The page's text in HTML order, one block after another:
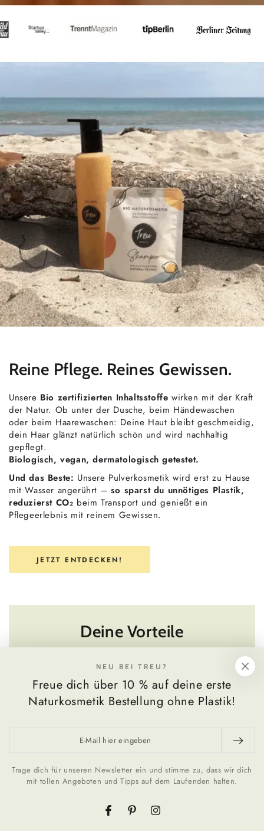
Reine Pflege. Reines Gewissen.
Unsere Bio zertifizierten Inhaltsstoffe wirken mit der Kraft
der Natur. Ob unter der Dusche, beim Händewaschen
oder beim Haarewaschen: Deine Haut bleibt geschmeidig,
dein Haar glänzt natürlich schön und wird nachhaltig
gepflegt.
Biologisch, vegan, dermatologisch getestet.
Und das Beste: Unsere Pulverkosmetik wird erst zu Hause
mit Wasser angerührt – so sparst du unnötiges Plastik,
reduzierst CO₂ beim Transport und genießt ein
Pflegeerlebnis mit reinem Gewissen.
JETZT ENTDECKEN!
Deine Vorteile
ohne Sulfate
ohne Parabene
ohne Palmöl
NEU BEI TREU?
Freue dich über 10 % auf deine erste
Naturkosmetik Bestellung ohne Plastik!
Mail
hier
eingeben
Trage dich für unseren Newsletter ein und stimme zu, dass wir dich
mit tollen Angeboten und Tipps auf dem Laufenden halten.
FacebookPinterestInstagram